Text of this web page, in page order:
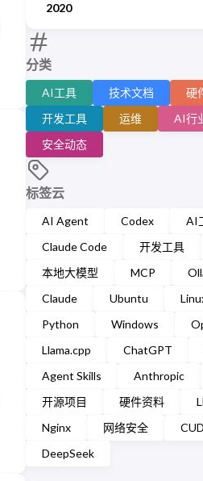
2020
分类
AI工具 技术文档
硬
开发工具
运维
AI行
安全动态
标签云
AI Agent Codex
AI
Claude Code
开发工具
本地大模型
MCP
Claude
Ubuntu
Python
Windows
Llama.cpp
ChatGPT
Agent Skills
Anthropic
开源项目
硬件资料
Nginx
网络安全
DeepSeek